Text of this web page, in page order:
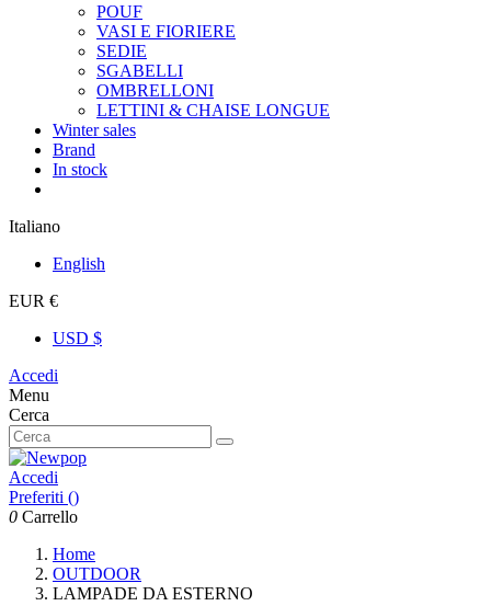
POUF
VASI E FIORIERE
SEDIE
SGABELLI
OMBRELLONI
LETTINI & CHAISE LONGUE
Winter sales
Brand
In stock
Italiano
English
EUR €
USD $
Accedi
Menu
Cerca
Accedi
Preferiti ()
0 Carrello
Home
OUTDOOR
LAMPADE DA ESTERNO